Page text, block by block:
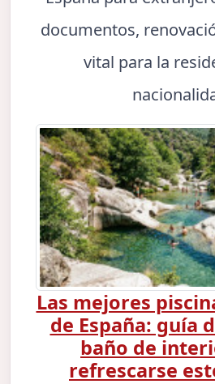
documentos,
vital para la
Las mejores
de España: guía
baño de
refrescarse